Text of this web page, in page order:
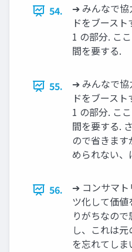
54.
➔ みんなで協
ドをブース
1 の部分. こ
間を要する.
55.
➔ みんなで協
ドをブース
1 の部分. こ
間を要する.
ので省きま
められない、
56.
➔ コンサマト
ツ化して価値
りがちなの
し、これは
を忘れてしま